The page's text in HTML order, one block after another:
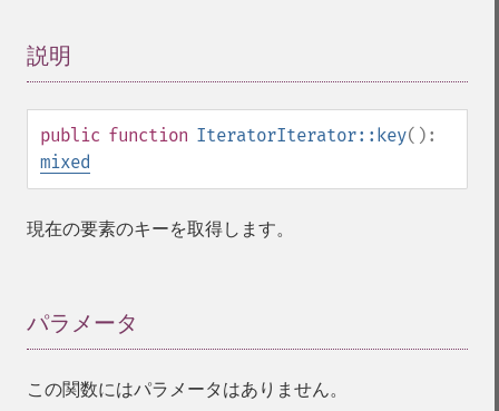
説明
public function IteratorIterator::key():
mixed
現在の要素のキーを取得します。
パラメータ
この関数にはパラメータはありません。